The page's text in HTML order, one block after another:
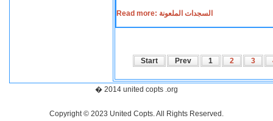
Read more: السجدات الملعونة
Start Prev 1 2 3
� 2014 united copts .org
Copyright © 2023 United Copts. All Rights Reserved.